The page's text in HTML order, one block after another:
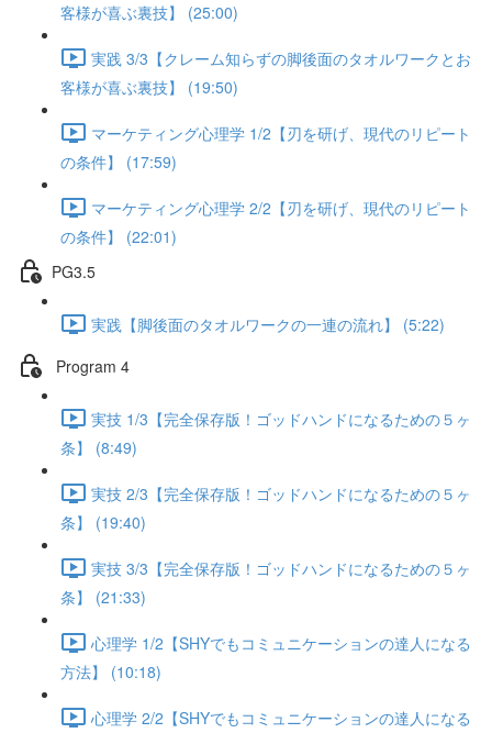
客様が喜ぶ裏技】 (25:00)
実践 3/3【クレーム知らずの脚後面のタオルワークとお
客様が喜ぶ裏技】 (19:50)
マーケティング心理学 1/2【刃を研げ、現代のリピート
の条件】 (17:59)
マーケティング心理学 2/2【刃を研げ、現代のリピート
の条件】 (22:01)
PG3.5
実践【脚後面のタオルワークの一連の流れ】 (5:22)
Program 4
実技 1/3【完全保存版！ゴッドハンドになるための５ヶ
条】 (8:49)
実技 2/3【完全保存版！ゴッドハンドになるための５ヶ
条】 (19:40)
実技 3/3【完全保存版！ゴッドハンドになるための５ヶ
条】 (21:33)
心理学 1/2【SHYでもコミュニケーションの達人になる
方法】 (10:18)
心理学 2/2【SHYでもコミュニケーションの達人になる